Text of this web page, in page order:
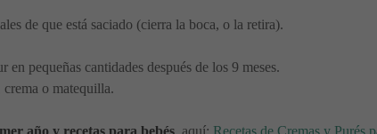
de que está saciado (cierra la boca, o la retira).
pequeñas cantidades después de los 9 meses.
o matequilla.
año y recetas para bebés, aquí: Recetas de Cremas y Purés